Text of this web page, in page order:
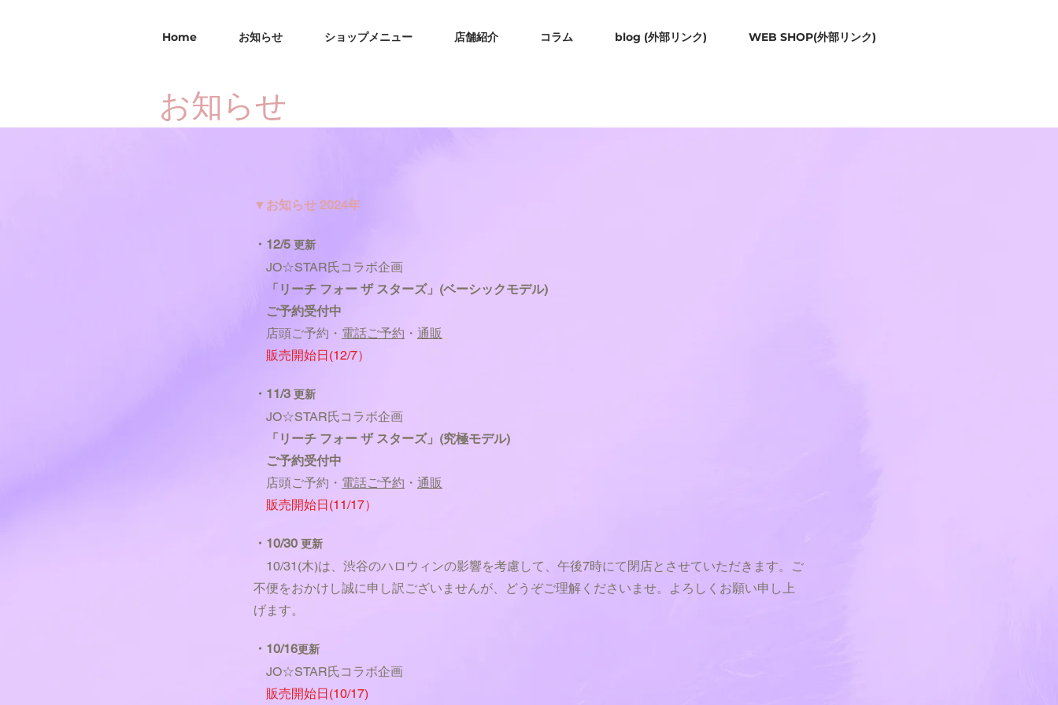
Home お知らせ ショップメニュー 店舗紹介 コラム blog (外部リンク) WEB SHOP(外部リンク)
お知らせ
▼お知らせ 2024年
・12/5 更新
JO☆STAR氏コラボ企画
「リーチ フォー ザ スターズ」(ベーシックモデル)
ご予約受付中
店頭ご予約・ 電話ご予約 ・ 通販
販売開始日(12/7）
・11/3 更新
JO☆STAR氏コラボ企画
「リーチ フォー ザ スターズ」(究極モデル)
ご予約受付中
店頭ご予約・ 電話ご予約 ・ 通販
販売開始日(11/17）
・10/30 更新
10/31(木)は、渋谷のハロウィンの影響を考慮して、午後7時にて閉店とさせていただきます。ご
不便をおかけし誠に申し訳ございませんが、どうぞご理解くださいませ。よろしくお願い申し上
げます。
・10/16更新
JO☆STAR氏コラボ企画
販売開始日(10/17)